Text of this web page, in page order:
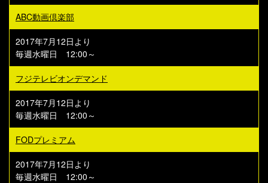
ABC動画倶楽部
2017年7月12日より
毎週水曜日 12:00～
フジテレビオンデマンド
2017年7月12日より
毎週水曜日 12:00～
FODプレミアム
2017年7月12日より
毎週水曜日 12:00～